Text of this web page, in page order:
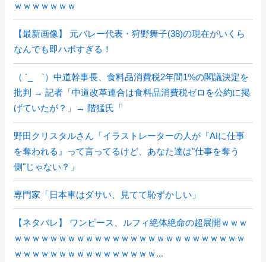
ｗｗｗｗｗｗｗ
【最新画像】 元バレー代表・狩野舞子(38)の現在がいくら
なんでも即ハボすぎる！
（ ´_ゝ`）中道幹事長、食料品消費税2年間1%の閣議決定を
批判 → 記者「中道改革連合は食料品消費税ゼロを公約に掲
げていたが？」→ 階猛氏「
野田クリスタルさん「イラストレーターの人が『AIに仕事
を奪われる』って言ってるけど、あなた達は"仕事を奪う
側"じゃない？」
専門家「日本車はダサい、見てて恥ずかしい」
【ネタバレ】 ワンピース、ルフィ絶体絶命の超展開ｗｗｗ
ｗｗｗｗｗｗｗｗｗｗｗｗｗｗｗｗｗｗｗｗｗｗｗｗｗｗ
ｗｗｗｗｗｗｗｗｗｗｗｗｗｗｗｗ...